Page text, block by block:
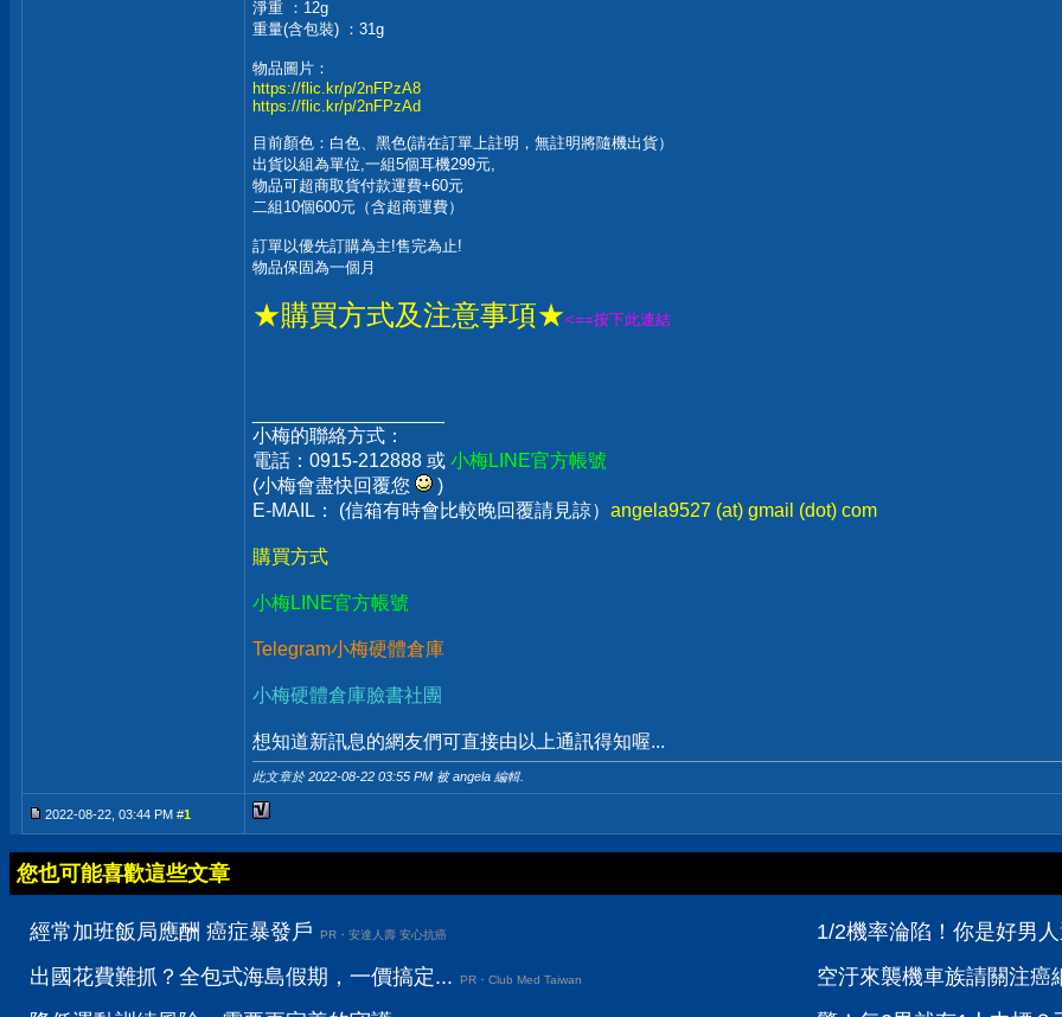
淨重 ：12g
重量(含包裝) ：31g
物品圖片：
https://flic.kr/p/2nFPzA8
https://flic.kr/p/2nFPzAd
目前顏色：白色、黑色(請在訂單上註明，無註明將隨機出貨）
出貨以組為單位,一組5個耳機299元,
物品可超商取貨付款運費+60元
二組10個600元（含超商運費）
訂單以優先訂購為主!售完為止!
物品保固為一個月
★購買方式及注意事項★<==按下此連結
小梅的聯絡方式：
電話：0915-212888 或 小梅LINE官方帳號
(小梅會盡快回覆您
)
E-MAIL： (信箱有時會比較晚回覆請見諒） angela9527 (at) gmail (dot) com
購買方式
小梅LINE官方帳號
Telegram小梅硬體倉庫
小梅硬體倉庫臉書社團
想知道新訊息的網友們可直接由以上通訊得知喔...
此文章於 2022-08-22 03:55 PM 被 angela 編輯.
2022-08-22, 03:44 PM #1
您也可能喜歡這些文章
經常加班飯局應酬 癌症暴發戶 PR・安達人壽 安心抗癌
出國花費難抓？全包式海島假期，一價搞定... PR・Club Med Taiwan
1/2機率淪陷！你是好男
空汙來襲機車族請關注癌